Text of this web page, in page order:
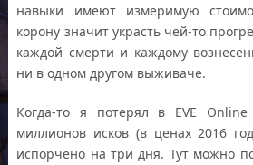
навыки имеют измеримую
корону значит украсть чей-то
каждой смерти и каждому
ни в одном другом выживаче.
Когда-то я потерял в EVE Online
миллионов исков (в ценах 2016
испорчено на три дня. Тут можно